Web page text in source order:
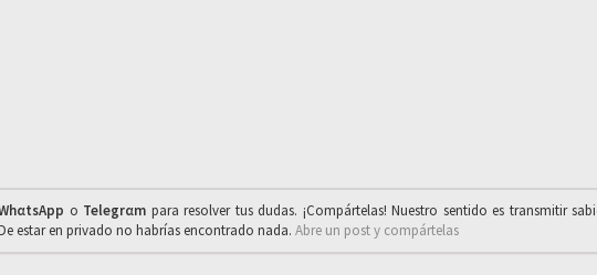
o Telegrαm para resolver tus dudas. ¡Compártelas! Nuestro sentido es transmitir
estar en privado no habrías encontrado nada. Abre un post y compártelas